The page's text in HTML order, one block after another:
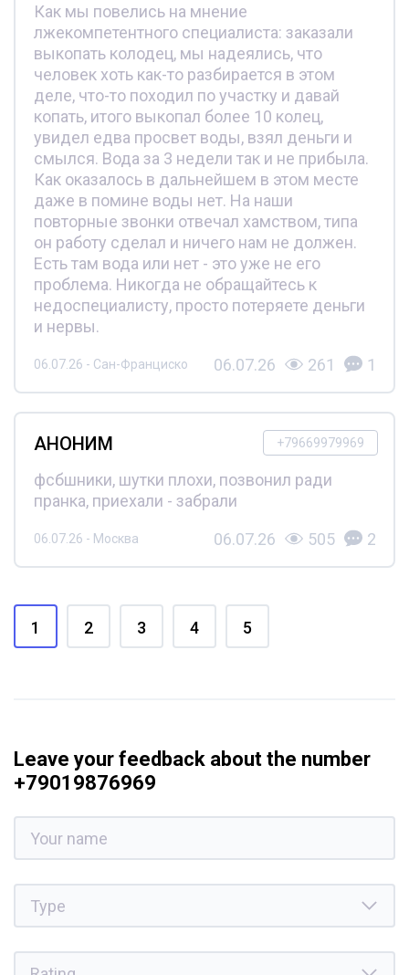
Как мы повелись на мнение
лжекомпетентного специалиста: заказали
выкопать колодец, мы надеялись, что
человек хоть как-то разбирается в этом
деле, что-то походил по участку и давай
копать, итого выкопал более 10 колец,
увидел едва просвет воды, взял деньги и
смылся. Вода за 3 недели так и не прибыла.
Как оказалось в дальнейшем в этом месте
даже в помине воды нет. На наши
повторные звонки отвечал хамством, типа
он работу сделал и ничего нам не должен.
Есть там вода или нет - это уже не его
проблема. Никогда не обращайтесь к
недоспециалисту, просто потеряете деньги
и нервы.
06.07.26 - Сан-Франциско 06.07.26 261 1
+79669979969
АНОНИМ
фсбшники, шутки плохи, позвонил ради
пранка, приехали - забрали
06.07.26 - Москва 06.07.26 505 2
1 2 3 4 5
Leave your feedback about the number
+79019876969